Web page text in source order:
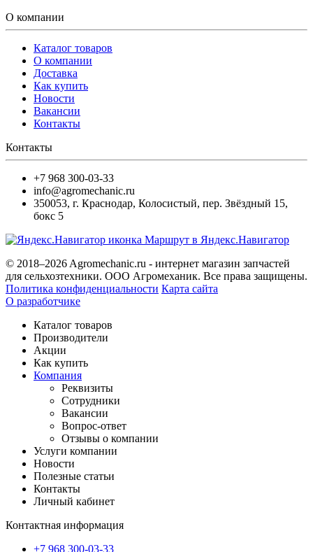
О компании
Каталог товаров
О компании
Доставка
Как купить
Новости
Вакансии
Контакты
Контакты
+7 968 300-03-33
info@agromechanic.ru
350053, г. Краснодар, Колосистый, пер. Звёздный 15,
бокс 5
Маршрут в Яндекс.Навигатор
© 2018–2026 Agromechanic.ru - интернет магазин запчастей
для сельхозтехники. ООО Агромеханик. Все права защищены.
Политика конфиденциальности Карта сайта
О разработчике
Каталог товаров
Производители
Акции
Как купить
Компания
Реквизиты
Сотрудники
Вакансии
Вопрос-ответ
Отзывы о компании
Услуги компании
Новости
Полезные статьи
Контакты
Личный кабинет
Контактная информация
+7 968 300-03-33